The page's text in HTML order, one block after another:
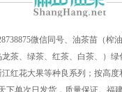
微信同号、油茶苗（
茶、绿茶、红茶、白茶、）
红花大果等种良系列；按高
下单次日发货，质量保证。福